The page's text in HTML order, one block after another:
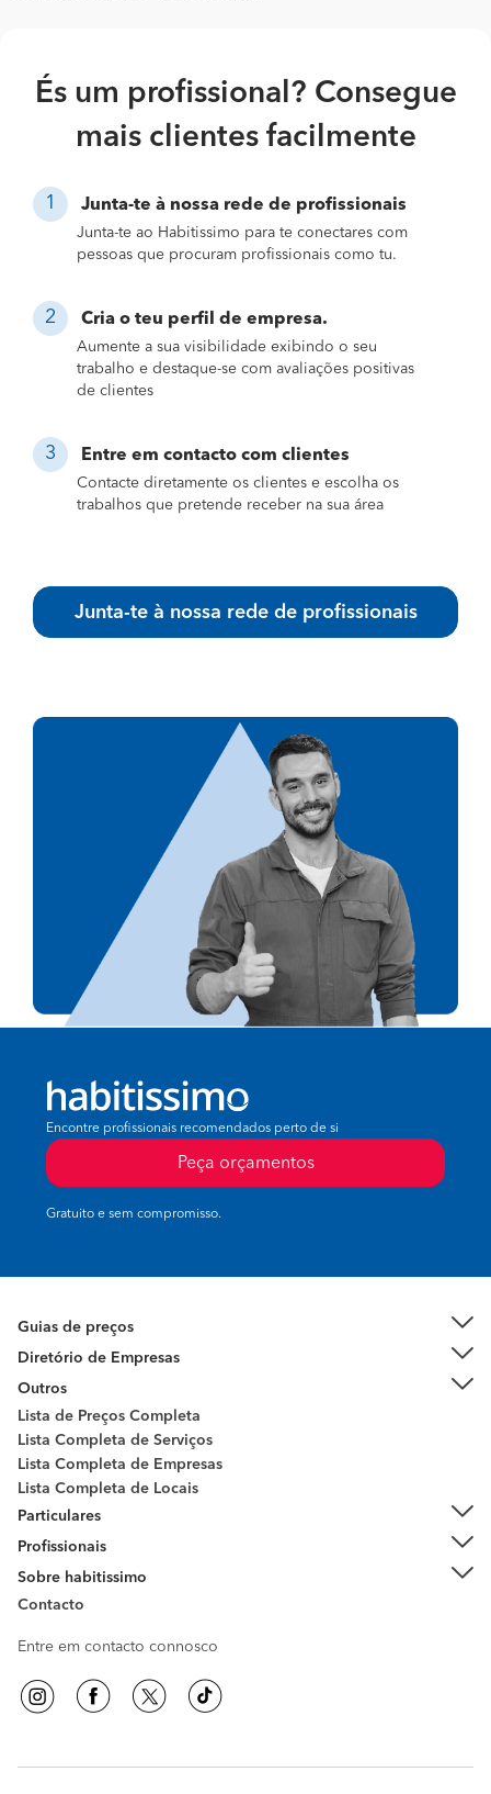
És um profissional? Consegue
mais clientes facilmente
Junta-te à nossa rede de profissionais
Junta-te ao Habitissimo para te conectares com
pessoas que procuram profissionais como tu.
Cria o teu perfil de empresa.
Aumente a sua visibilidade exibindo o seu
trabalho e destaque-se com avaliações positivas
de clientes
Entre em contacto com clientes
Contacte diretamente os clientes e escolha os
trabalhos que pretende receber na sua área
Junta-te à nossa rede de profissionais
Encontre profissionais recomendados perto de si
Peça orçamentos
Gratuito e sem compromisso.
Guias de preços
Diretório de Empresas
Outros
Lista de Preços Completa
Lista Completa de Serviços
Lista Completa de Empresas
Lista Completa de Locais
Particulares
Profissionais
Sobre habitissimo
Contacto
Entre em contacto connosco